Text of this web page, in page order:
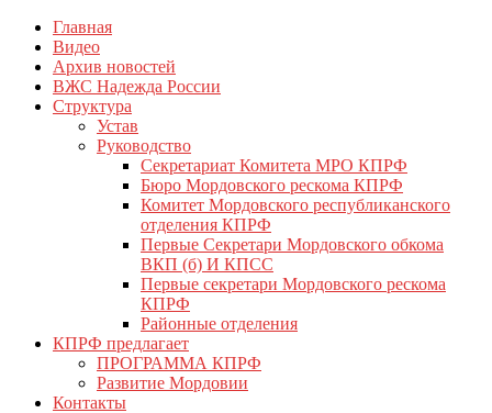
Перейти
содержимому
КПРФ Мордовия
Мордовское Региональное отделение КПРФ
Главная
Видео
Архив новостей
ВЖС Надежда России
Структура
Устав
Руководство
Секретариат Комитета МРО КПРФ
Бюро Мордовского рескома КПРФ
Комитет Мордовского республиканского
отделения КПРФ
Первые Секретари Мордовского обкома
ВКП (б) И КПСС
Первые секретари Мордовского рескома
КПРФ
Районные отделения
КПРФ предлагает
ПРОГРАММА КПРФ
Развитие Мордовии
Контакты